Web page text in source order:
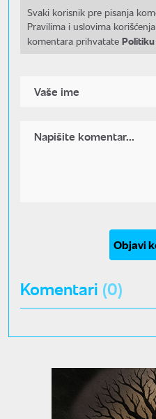
Svaki korisnik pre pisanja
Pravilima i uslovima
komentara prihvatate
Objavi
Komentari (0)